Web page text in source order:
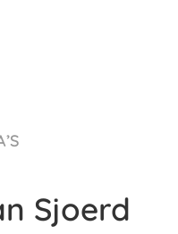
Sjoerd